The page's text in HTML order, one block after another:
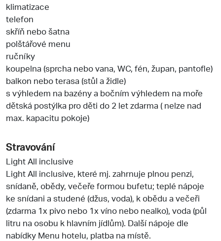
klimatizace
telefon
skříň nebo šatna
polštářové menu
ručníky
koupelna (sprcha nebo vana, WC, fén, župan, pantofle)
balkon nebo terasa (stůl a židle)
s výhledem na bazény a bočním výhledem na moře
dětská postýlka pro děti do 2 let zdarma ( nelze nad
max. kapacitu pokoje)
Stravování
Light All inclusive
Light All inclusive, které mj. zahrnuje plnou penzi,
snídaně, obědy, večeře formou bufetu; teplé nápoje
ke snídani a studené (džus, voda), k obědu a večeři
(zdarma 1x pivo nebo 1x víno nebo nealko), voda (půl
litru na osobu k hlavním jídlům). Další nápoje dle
nabídky Menu hotelu, platba na místě.